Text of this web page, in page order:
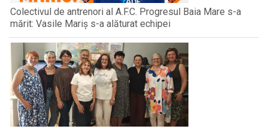
Colectivul de antrenori al A.F.C. Progresul Baia Mare s-a
mărit: Vasile Mariș s-a alăturat echipei